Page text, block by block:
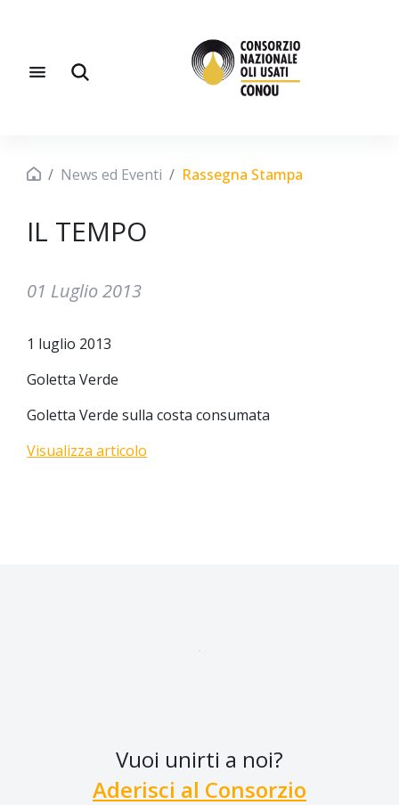
News ed Eventi Rassegna Stampa
IL TEMPO
01 Luglio 2013
1 luglio 2013
Goletta Verde
Goletta Verde sulla costa consumata
Visualizza articolo
Vuoi unirti a noi?
Aderisci al Consorzio